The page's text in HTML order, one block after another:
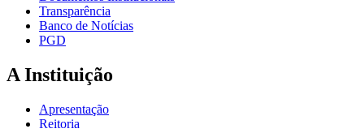
Transparência
Banco de Notícias
PGD
A Instituição
Apresentação
Reitoria